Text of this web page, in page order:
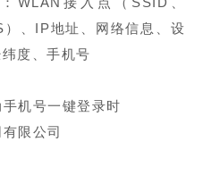
、IP地址、网络信息、设
度、手机号
机号一键登录时
有限公司